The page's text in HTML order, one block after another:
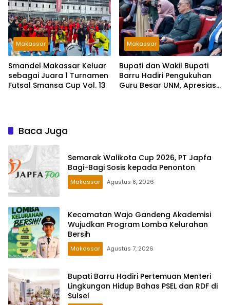
Makassar
Smandel Makassar Keluar
sebagai Juara 1 Turnamen
Futsal Smansa Cup Vol. 13
Makassar
Bupati dan Wakil Bupati
Barru Hadiri Pengukuhan
Guru Besar UNM, Apresiasi
Baca Juga
Semarak Walikota Cup 2026, PT Japfa
Bagi-Bagi Sosis kepada Penonton
Makassar Agustus 8, 2026
Kecamatan Wajo Gandeng Akademisi
Wujudkan Program Lomba Kelurahan
Bersih
Makassar Agustus 7, 2026
Bupati Barru Hadiri Pertemuan Menteri
Lingkungan Hidup Bahas PSEL dan RDF di
Sulsel